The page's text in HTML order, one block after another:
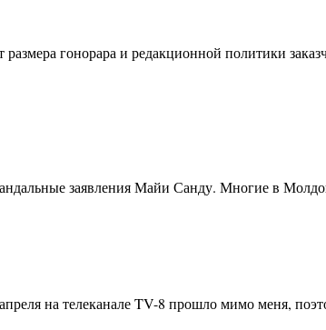
гонорара и редакционной политики
заявления Майи Санду. Многие в
на телеканале TV-8 прошло мимо меня,